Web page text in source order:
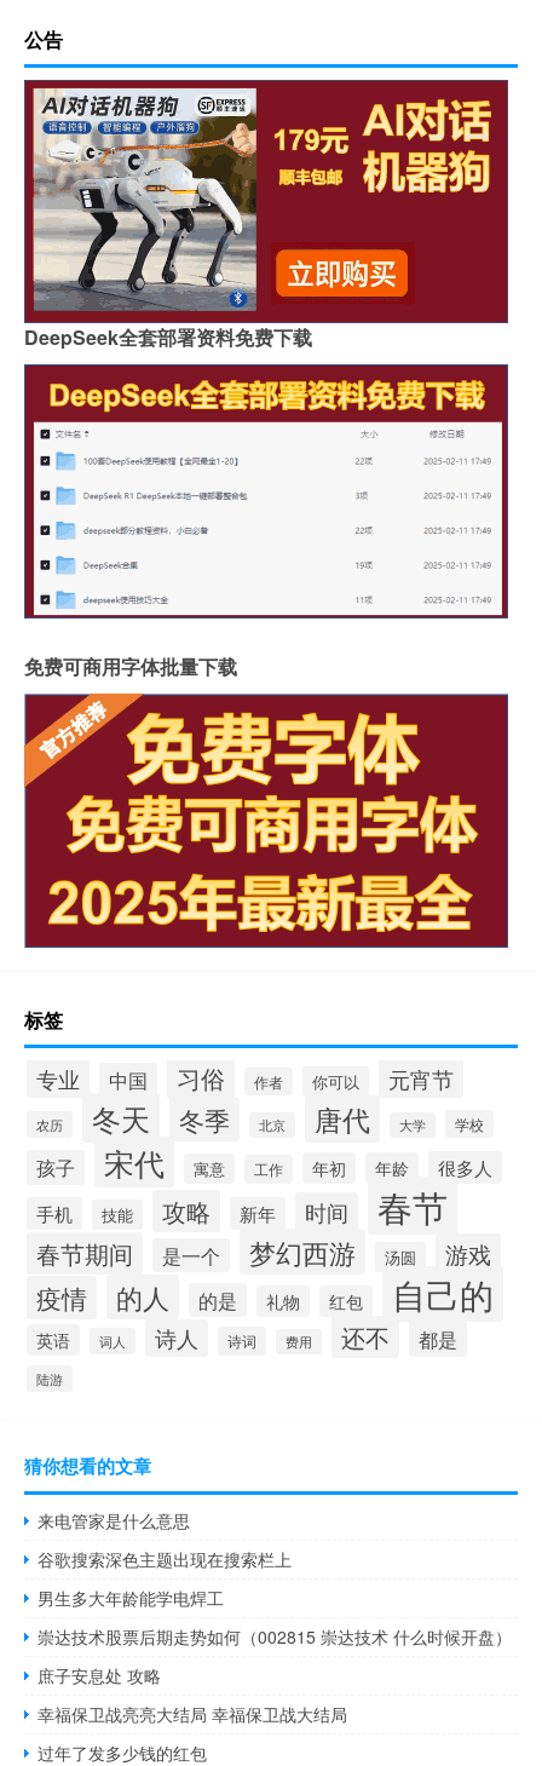
公告
DeepSeek全套部署资料免费下载
免费可商用字体批量下载
标签
专业 中国 习俗 作者 你可以 元宵节
农历 冬天 冬季 北京 唐代 大学 学校
孩子 宋代 寓意 工作 年初 年龄
很多人
手机
技能 攻略 新年 时间 春节
春节期间 是一个 梦幻西游 汤圆 游戏
疫情 的人 的是 礼物 红包 自己的
英语 词人 诗人 诗词 费用 还不 都是
陆游
猜你想看的文章
来电管家是什么意思
谷歌搜索深色主题出现在搜索栏上
男生多大年龄能学电焊工
崇达技术股票后期走势如何（002815 崇达技术 什么时候开盘）
庶子安息处 攻略
幸福保卫战亮亮大结局 幸福保卫战大结局
过年了发多少钱的红包